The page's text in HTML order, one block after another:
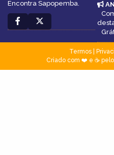
Encontra Sapopemba.
Termos|
Criado com ❤️ e ☕